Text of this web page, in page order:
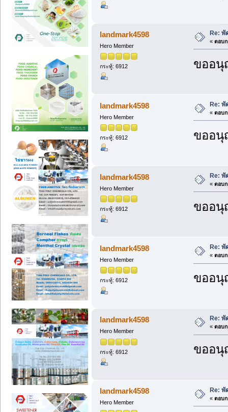
landmark4598
Hero Member
กระทู้: 6912
Re: พั
« ตอบก
ขออนุ
landmark4598
Hero Member
กระทู้: 6912
Re: พั
« ตอบก
ขออนุ
landmark4598
Hero Member
กระทู้: 6912
Re: พั
« ตอบก
ขออนุ
landmark4598
Hero Member
กระทู้: 6912
Re: พั
« ตอบก
ขออนุ
landmark4598
Hero Member
กระทู้: 6912
Re: พั
« ตอบก
ขออนุ
landmark4598
Hero Member
Re: พั
« ตอบก